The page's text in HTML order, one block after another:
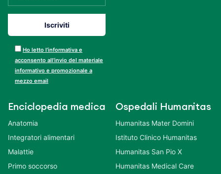
Ho letto l’informativa e
acconsento all’invio del materiale
informativo e promozionale a
mezzo email
Enciclopedia medica
Anatomia
Integratori alimentari
Malattie
Primo soccorso
Ospedali Humanitas
Humanitas Mater Domini
Istituto Clinico Humanitas
Humanitas San Pio X
Humanitas Medical Care